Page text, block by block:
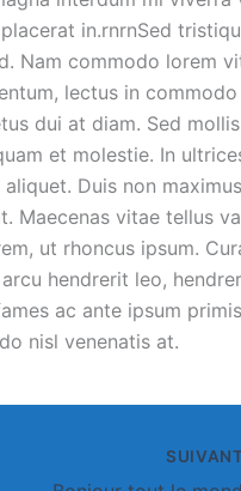
in.rnrnSed
Nam commodo lorem
lectus in
dui at diam. Sed
et molestie. In
Duis non
Maecenas vitae tellus
ut rhoncus ipsum.
hendrerit leo,
ac ante ipsum
nisl venenatis at.